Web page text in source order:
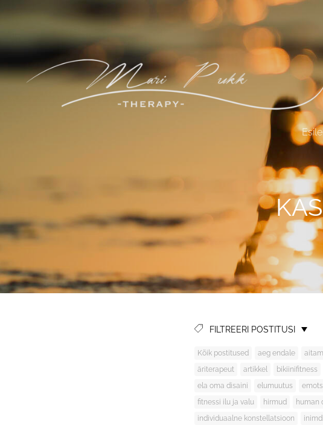
FILTREERI POSTITUSI
Kõik postitused aeg endale
äriterapeut
artikkel bikiinifitness
ela oma disaini
elumuutus
fitnessi ilu ja valu
hirmud human
individuaalne konstellatsioon